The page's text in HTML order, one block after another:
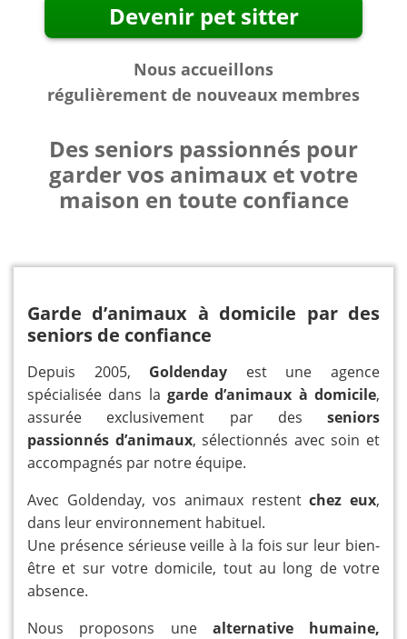
Devenir pet sitter
Nous accueillons
régulièrement de nouveaux membres
Des seniors passionnés pour
garder vos animaux et votre
maison en toute confiance
Garde d’animaux à domicile par des
seniors de confiance
Depuis 2005, Goldenday est une agence
spécialisée dans la garde d’animaux à domicile,
assurée exclusivement par des seniors
passionnés d’animaux, sélectionnés avec soin et
accompagnés par notre équipe.
Avec Goldenday, vos animaux restentchez eux,
dans leur environnement habituel.
Une présence sérieuse veille à la fois sur leur bien-
être et sur votre domicile, tout au long de votre
absence.
Nous proposons une alternative humaine,